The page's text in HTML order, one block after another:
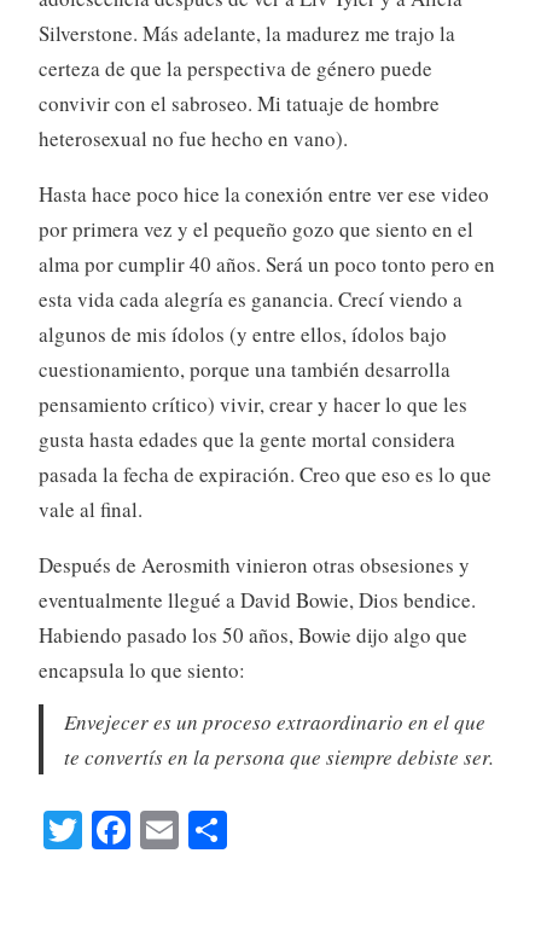
Silverstone. Más adelante, la madurez me trajo la
certeza de que la perspectiva de género puede
convivir con el sabroseo. Mi tatuaje de hombre
heterosexual no fue hecho en vano).
Hasta hace poco hice la conexión entre ver ese video
por primera vez y el pequeño gozo que siento en el
alma por cumplir 40 años. Será un poco tonto pero en
esta vida cada alegría es ganancia. Crecí viendo a
algunos de mis ídolos (y entre ellos, ídolos bajo
cuestionamiento, porque una también desarrolla
pensamiento crítico) vivir, crear y hacer lo que les
gusta hasta edades que la gente mortal considera
pasada la fecha de expiración. Creo que eso es lo que
vale al final.
Después de Aerosmith vinieron otras obsesiones y
eventualmente llegué a David Bowie, Dios bendice.
Habiendo pasado los 50 años, Bowie dijo algo que
encapsula lo que siento:
Envejecer es un proceso extraordinario en el que
te convertís en la persona que siempre debiste ser.
T Fa E S